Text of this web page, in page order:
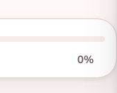
0%